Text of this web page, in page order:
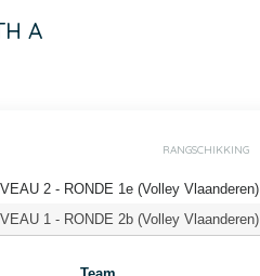
A
RANGSCHIKKING
2 - RONDE 1e (Volley Vlaanderen)
1 - RONDE 2b (Volley Vlaanderen)